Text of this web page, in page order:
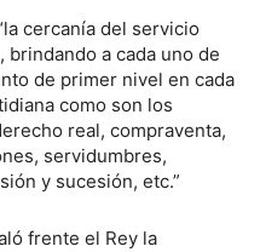
cercanía del servicio
a cada uno de
de primer nivel en cada
como son los
real, compraventa,
servidumbres,
y sucesión, etc.”
frente el Rey la